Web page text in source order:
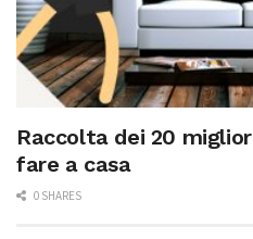
Raccolta dei 20
fare a casa
0 SHARES